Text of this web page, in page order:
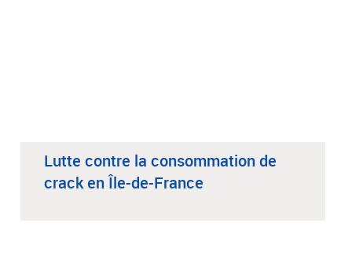
Lutte contre la consommation de
crack en Île-de-France